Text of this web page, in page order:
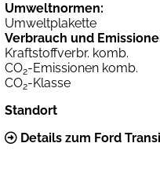
Umweltnormen:
Umweltplakette
Verbrauch und
Kraftstoffverbr. komb.
CO2-Emissionen komb.
CO2-Klasse
Standort
Details zum Ford